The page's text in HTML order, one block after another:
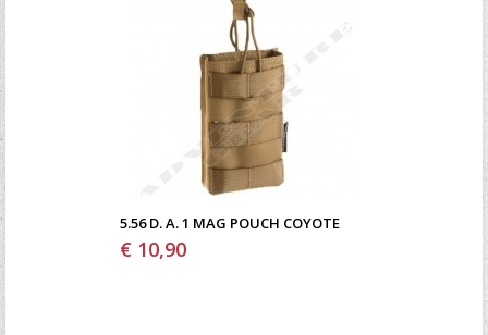
5.56 D. A. 1 MAG POUCH COYOTE
€ 10,90